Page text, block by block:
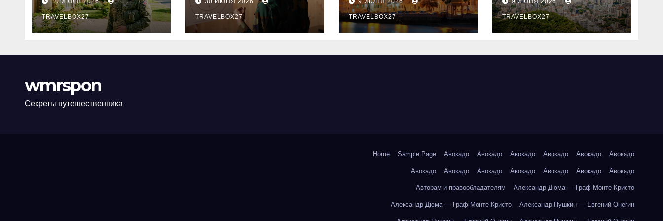
программе НИС и
перечень
аккредитованных
10 ИЮЛЯ 2026
TRAVELBOX27_
новый уровень
праздника и
командного духа
30 ИЮНЯ 2026
TRAVELBOX27_
9 ИЮНЯ 2026
TRAVELBOX27_
знали
9 ИЮНЯ 2026
TRAVELBOX27_
wmrspon
Секреты путешественника
Home Sample Page Авокадо Авокадо Авокадо Авокадо Авокадо Авокадо
Авокадо Авокадо Авокадо Авокадо Авокадо Авокадо Авокадо
Авторам и правообладателям Александр Дюма — Граф Монте-Кристо
Александр Дюма — Граф Монте-Кристо Александр Пушкин — Евгений Онегин